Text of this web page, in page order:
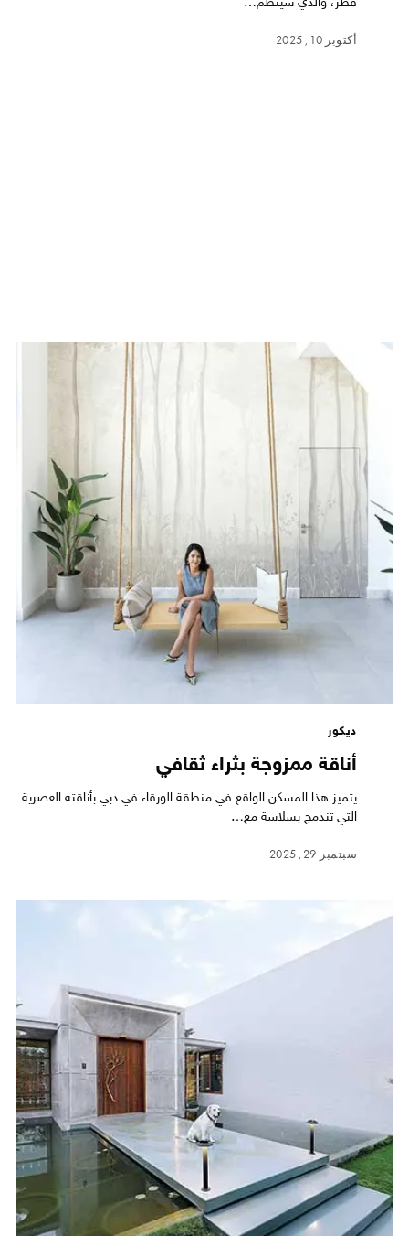
قطر، والذي سيُنظَّم…
أكتوبر 10, 2025
ديكور
أناقة ممزوجة بثراء ثقافي
يتميز هذا المسكن الواقع في منطقة الورقاء في دبي بأناقته العصرية
التي تندمج بسلاسة مع…
سبتمبر 29, 2025